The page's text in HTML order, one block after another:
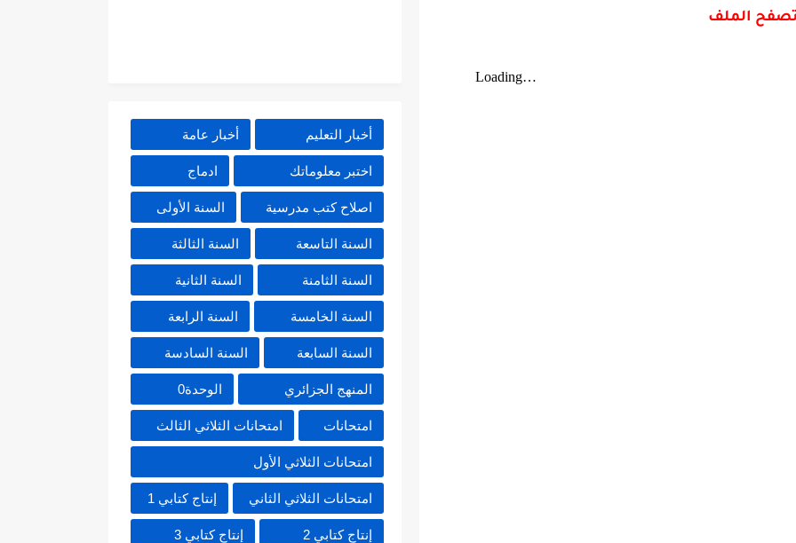
الملف
أخبار التعليم أخبار عامة
اختبر معلوماتك ادماج
اصلاح كتب مدرسية السنة الأولى
السنة التاسعة السنة الثالثة
السنة الثامنة السنة الثانية
السنة الخامسة السنة الرابعة
السنة السابعة السنة السادسة
المنهج الجزائري الوحدة0
امتحانات امتحانات الثلاثي الثالث
امتحانات الثلاثي الأول
امتحانات الثلاثي الثاني إنتاج كتابي 1
إنتاج كتابي 2 إنتاج كتابي 3